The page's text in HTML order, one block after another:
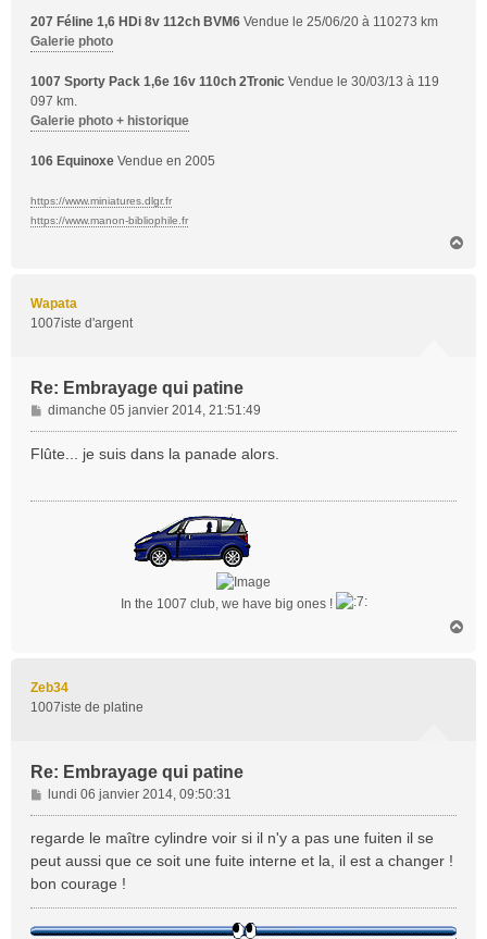
207 Féline 1,6 HDi 8v 112ch BVM6 Vendue le 25/06/20 à 110273 km
Galerie photo
1007 Sporty Pack 1,6e 16v 110ch 2Tronic Vendue le 30/03/13 à 119
097 km.
Galerie photo + historique
106 Equinoxe Vendue en 2005
https://www.miniatures.dlgr.fr
https://www.manon-bibliophile.fr
Wapata
1007iste d'argent
Re: Embrayage qui patine
M
e
s
g
dimanche 05 janvier 2014, 21:51:49
Flûte... je suis dans la panade alors.
In the 1007 club, we have big ones !
Zeb34
1007iste de platine
Re: Embrayage qui patine
M
e
s
g
e
lundi 06 janvier 2014, 09:50:31
regarde le maître cylindre voir si il n'y a pas une fuiten il se
peut aussi que ce soit une fuite interne et la, il est a changer !
bon courage !